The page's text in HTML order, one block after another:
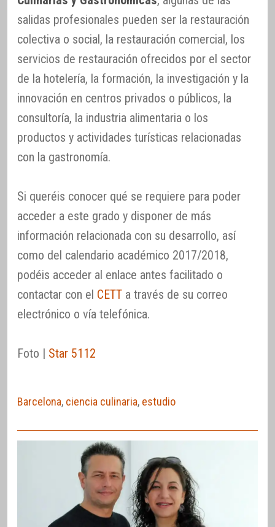
salidas profesionales pueden ser la restauración
colectiva o social, la restauración comercial, los
servicios de restauración ofrecidos por el sector
de la hotelería, la formación, la investigación y la
innovación en centros privados o públicos, la
consultoría, la industria alimentaria o los
productos y actividades turísticas relacionadas
con la gastronomía.
Si queréis conocer qué se requiere para poder
acceder a este grado y disponer de más
información relacionada con su desarrollo, así
como del calendario académico 2017/2018,
podéis acceder al enlace antes facilitado o
contactar con el CETT a través de su correo
electrónico o vía telefónica.
Foto | Star 5112
Barcelona, ciencia culinaria, estudio